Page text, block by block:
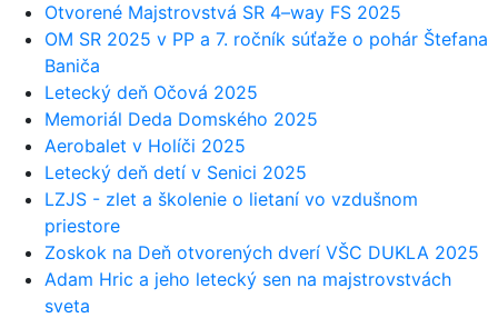
Otvorené Majstrovstvá SR 4–way FS 2025
OM SR 2025 v PP a 7. ročník súťaže o pohár Štefana
Baniča
Letecký deň Očová 2025
Memoriál Deda Domského 2025
Aerobalet v Holíči 2025
Letecký deň detí v Senici 2025
LZJS - zlet a školenie o lietaní vo vzdušnom
priestore
Zoskok na Deň otvorených dverí VŠC DUKLA 2025
Adam Hric a jeho letecký sen na majstrovstvách
sveta